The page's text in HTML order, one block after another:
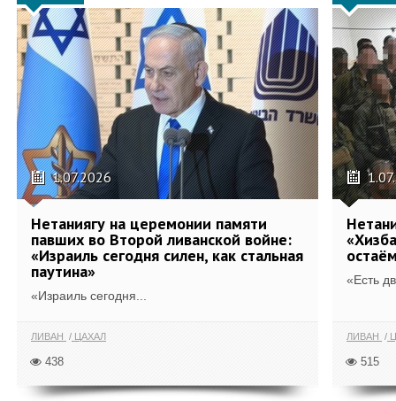
1.07.2026
Нетаниягу на церемонии памяти
павших во Второй ливанской войне:
«Израиль сегодня силен, как стальная
паутина»
«Израиль сегодня...
ЛИВАН ЦАХАЛ
438
«Есть
ЛИВАН
515